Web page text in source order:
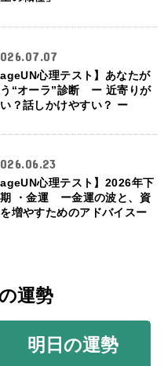
ageUN心理テスト】あなたが
“オーラ”診断 ー 近寄りが
？話しかけやすい？ ー
ageUN心理テスト】2026年下
・金運 ー金運の波と、資
増やすためのアドバイスー
運勢
明日の運勢